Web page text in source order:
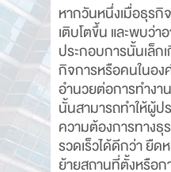
หากวันหนึ่งเมื่อธุร
เติบโตขึ้น และพบว่า
ประกอบการนั้นเล็ก
กิจการหรือคนในอง
อำนวยต่อการทำงา
นั้นสามารถทำให้ผู้
ความต้องการทางธุ
รวดเร็วได้ดีกว่า ยืด
ย้ายสถานที่ตั้งหรือก